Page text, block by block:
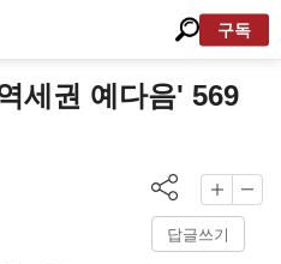
구독
세권 예다음' 569
답글쓰기